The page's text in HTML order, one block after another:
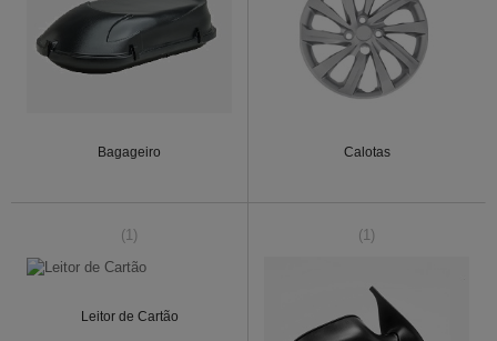
Bagageiro Calotas
(1)
Leitor de Cartão
(1)